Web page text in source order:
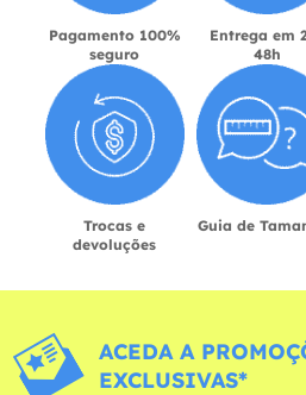
Pagamento 100%
seguro
Entrega em
48h
Trocas e
devoluções
Guia de
ACEDA A
EXCLUSIVAS*